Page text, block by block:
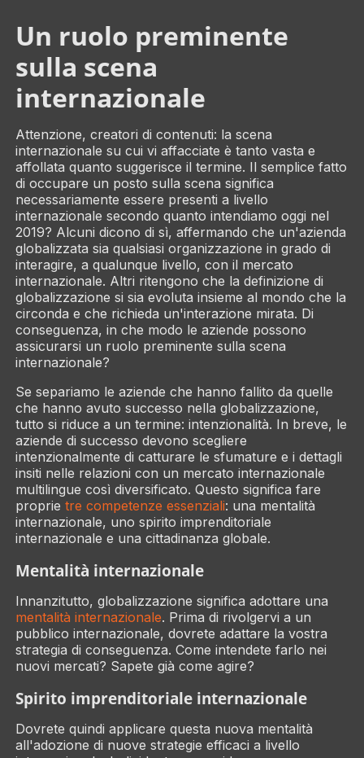
Un ruolo preminente
sulla scena
internazionale
Attenzione, creatori di contenuti: la scena
internazionale su cui vi affacciate è tanto vasta e
affollata quanto suggerisce il termine. Il semplice fatto
di occupare un posto sulla scena significa
necessariamente essere presenti a livello
internazionale secondo quanto intendiamo oggi nel
2019? Alcuni dicono di sì, affermando che un'azienda
globalizzata sia qualsiasi organizzazione in grado di
interagire, a qualunque livello, con il mercato
internazionale. Altri ritengono che la definizione di
globalizzazione si sia evoluta insieme al mondo che la
circonda e che richieda un'interazione mirata. Di
conseguenza, in che modo le aziende possono
assicurarsi un ruolo preminente sulla scena
internazionale?
Se separiamo le aziende che hanno fallito da quelle
che hanno avuto successo nella globalizzazione,
tutto si riduce a un termine: intenzionalità. In breve, le
aziende di successo devono scegliere
intenzionalmente di catturare le sfumature e i dettagli
insiti nelle relazioni con un mercato internazionale
multilingue così diversificato. Questo significa fare
proprie tre competenze essenziali: una mentalità
internazionale, uno spirito imprenditoriale
internazionale e una cittadinanza globale.
Mentalità internazionale
Innanzitutto, globalizzazione significa adottare una
mentalità internazionale. Prima di rivolgervi a un
pubblico internazionale, dovrete adattare la vostra
strategia di conseguenza. Come intendete farlo nei
nuovi mercati? Sapete già come agire?
Spirito imprenditoriale internazionale
Dovrete quindi applicare questa nuova mentalità
all'adozione di nuove strategie efficaci a livello